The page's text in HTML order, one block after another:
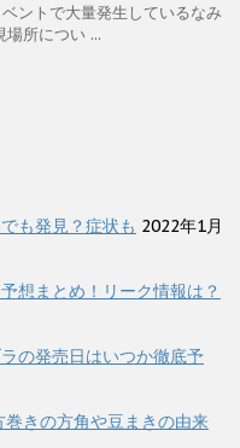
ントで大量発生しているなみ
場所につい ...
も発見？症状も 2022年1月
想まとめ！リーク情報は？
の発売日はいつか徹底予
きの方角や豆まきの由来